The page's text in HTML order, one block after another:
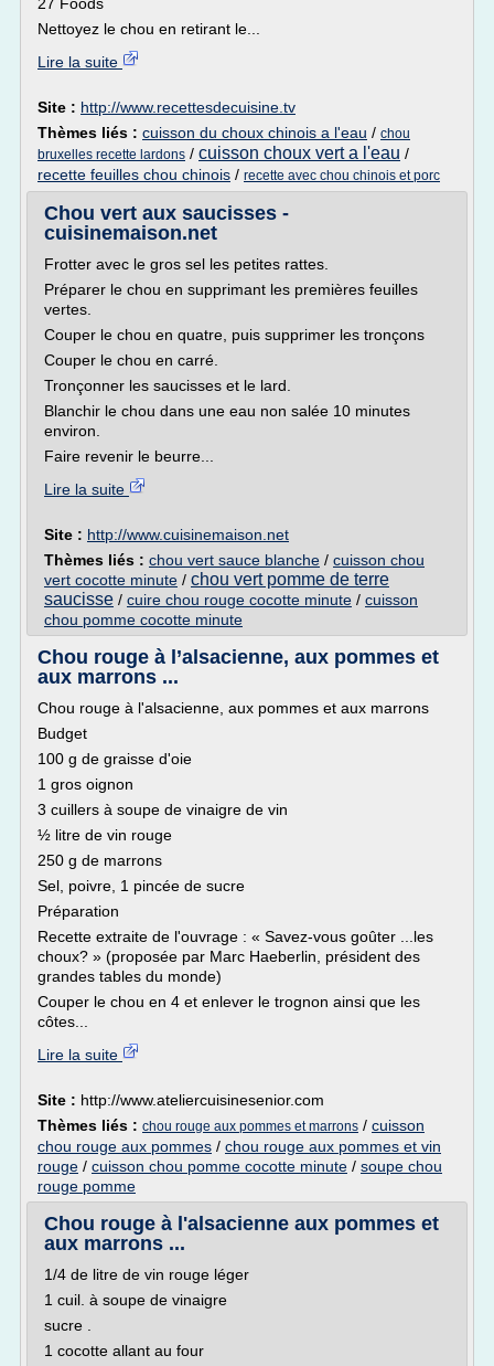
Nettoyez le chou en retirant le...
Lire la suite
Site : http://www.recettesdecuisine.tv
Thèmes liés : cuisson du choux chinois a l'eau / chou
bruxelles recette lardons / cuisson choux vert a l'eau /
recette feuilles chou chinois / recette avec chou chinois et porc
Chou vert aux saucisses -
cuisinemaison.net
Frotter avec le gros sel les petites rattes.
Préparer le chou en supprimant les premières feuilles
vertes.
Couper le chou en quatre, puis supprimer les tronçons
Couper le chou en carré.
Tronçonner les saucisses et le lard.
Blanchir le chou dans une eau non salée 10 minutes
environ.
Faire revenir le beurre...
Lire la suite
Site : http://www.cuisinemaison.net
Thèmes liés : chou vert sauce blanche / cuisson chou
vert cocotte minute / chou vert pomme de terre
saucisse / cuire chou rouge cocotte minute / cuisson
chou pomme cocotte minute
Chou rouge à l’alsacienne, aux pommes et
aux marrons ...
Chou rouge à l'alsacienne, aux pommes et aux marrons
Budget
100 g de graisse d'oie
1 gros oignon
3 cuillers à soupe de vinaigre de vin
½ litre de vin rouge
250 g de marrons
Sel, poivre, 1 pincée de sucre
Préparation
Recette extraite de l'ouvrage : « Savez-vous goûter ...les
choux? » (proposée par Marc Haeberlin, président des
grandes tables du monde)
Couper le chou en 4 et enlever le trognon ainsi que les
côtes...
Lire la suite
Site : http://www.ateliercuisinesenior.com
Thèmes liés : chou rouge aux pommes et marrons / cuisson
chou rouge aux pommes / chou rouge aux pommes et vin
rouge / cuisson chou pomme cocotte minute / soupe chou
rouge pomme
Chou rouge à l'alsacienne aux pommes et
aux marrons ...
1/4 de litre de vin rouge léger
1 cuil. à soupe de vinaigre
sucre .
1 cocotte allant au four